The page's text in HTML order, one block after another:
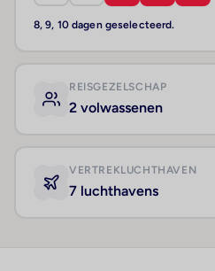
8, 9, 10 dagen geselecteerd.
REISGEZELSCHAP
2 volwassenen
VERTREKLUCHTHAVEN
7 luchthavens